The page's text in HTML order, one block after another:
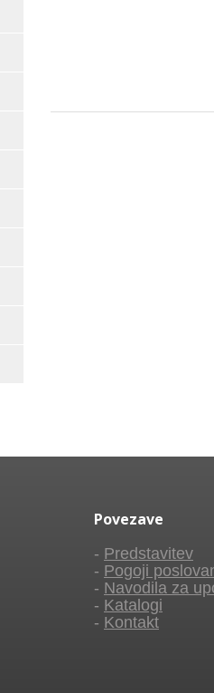
Povezave
- Predstavitev
- Pogoji
- Navodila za
- Katalogi
- Kontakt